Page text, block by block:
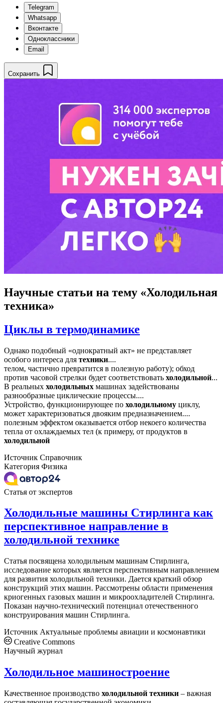
Telegram
Whatsapp
Вконтакте
Одноклассники
Email
Сохранить
Научные статьи на тему «Холодильная
техника»
Циклы в термодинамике
Однако подобный «однократный акт» не представляет
особого интереса для техники....
телом, частично превратится в полезную работу); обход
против часовой стрелки будет соответствовать холодильной...
В реальных холодильных машинах задействованы
разнообразные циклические процессы....
Устройство, функционирующее по холодильному циклу,
может характеризоваться двояким предназначением....
полезным эффектом оказывается отбор некоего количества
тепла от охлаждаемых тел (к примеру, от продуктов в
холодильной
Источник Справочник
Категория Физика
Статья от экспертов
Холодильные машины Стирлинга как
перспективное направление в
холодильной технике
Статья посвящена холодильным машинам Стирлинга,
исследование которых является перспективным направлением
для развития холодильной техники. Дается краткий обзор
конструкций этих машин. Рассмотрены области применения
криогенных газовых машин и микроохладителей Стирлинга.
Показан научно-технический потенциал отечественного
конструирования машин Стирлинга.
Источник Актуальные проблемы авиации и космонавтики
Creative Commons
Научный журнал
Холодильное машиностроение
Качественное производство холодильной техники – важная